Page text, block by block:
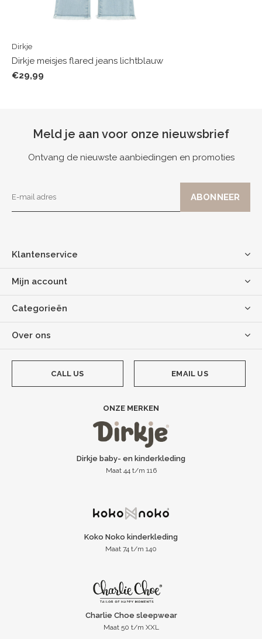
Dirkje
Dirkje meisjes flared jeans lichtblauw
€29,99
Meld je aan voor onze nieuwsbrief
Ontvang de nieuwste aanbiedingen en promoties
Klantenservice
Mijn account
Categorieën
Over ons
CALL US EMAIL US
ONZE MERKEN
Dirkje baby- en kinderkleding
Maat 44 t/m 116
Koko Noko kinderkleding
Maat 74 t/m 140
Charlie Choe sleepwear
Maat 50 t/m XXL